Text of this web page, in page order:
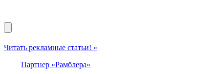
Читать рекламные статьи! »
Партнер «Рамблера»